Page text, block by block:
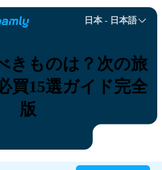
日本 - 日本語
きものは？次の旅
買15選ガイド完全
版